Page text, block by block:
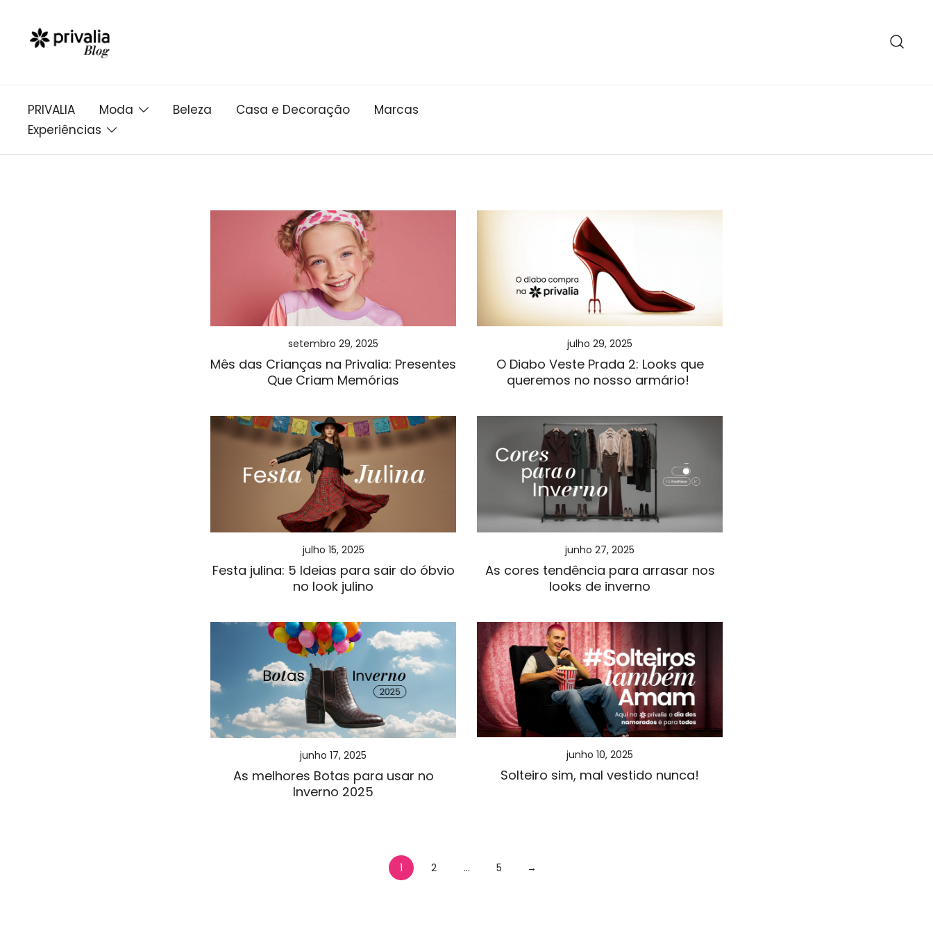
conteúdo
PRIVALIA Moda Beleza Casa e Decoração
Marcas
Experiências
setembro 29, 2025
Mês das Crianças na Privalia: Presentes
Que Criam Memórias
julho 29, 2025
O Diabo Veste Prada 2: Looks que
queremos no nosso armário!
julho 15, 2025
Festa julina: 5 Ideias para sair do óbvio
no look julino
junho 27, 2025
As cores tendência para arrasar nos
looks de inverno
junho 17, 2025
As melhores Botas para usar no
Inverno 2025
junho 10, 2025
Solteiro sim, mal vestido nunca!
Paginação
1 2 … 5 →